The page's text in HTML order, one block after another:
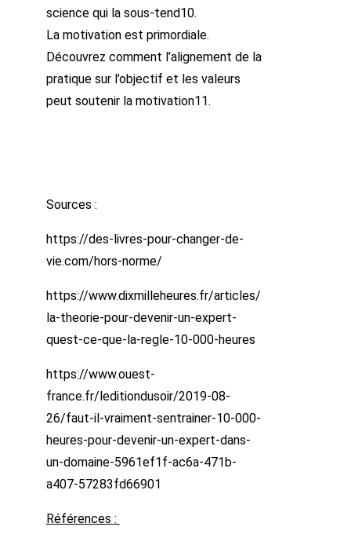
science qui la sous-tend10.
La motivation est primordiale.
Découvrez comment l’alignement de la
pratique sur l’objectif et les valeurs
peut soutenir la motivation11.
Sources :
https://des-livres-pour-changer-de-
vie.com/hors-norme/
https://www.dixmilleheures.fr/articles/
la-theorie-pour-devenir-un-expert-
quest-ce-que-la-regle-10-000-heures
https://www.ouest-
france.fr/leditiondusoir/2019-08-
26/faut-il-vraiment-sentrainer-10-000-
heures-pour-devenir-un-expert-dans-
un-domaine-5961ef1f-ac6a-471b-
a407-57283fd66901
Références :